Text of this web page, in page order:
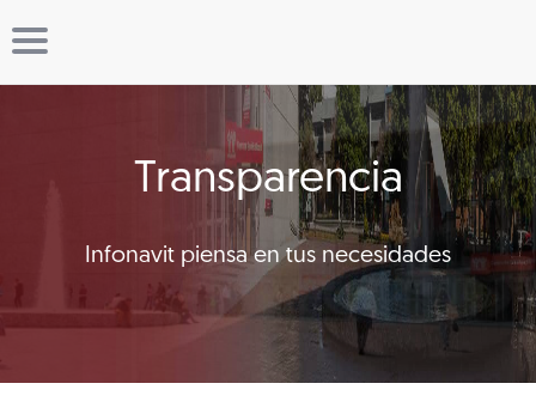
Transparencia
Infonavit piensa en tus necesidades